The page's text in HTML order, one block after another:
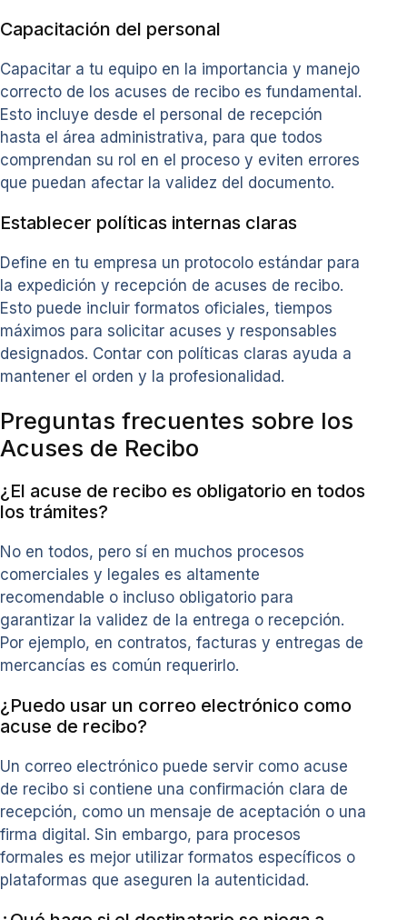
Capacitación del personal
Capacitar a tu equipo en la importancia y manejo
correcto de los acuses de recibo es fundamental.
Esto incluye desde el personal de recepción
hasta el área administrativa, para que todos
comprendan su rol en el proceso y eviten errores
que puedan afectar la validez del documento.
Establecer políticas internas claras
Define en tu empresa un protocolo estándar para
la expedición y recepción de acuses de recibo.
Esto puede incluir formatos oficiales, tiempos
máximos para solicitar acuses y responsables
designados. Contar con políticas claras ayuda a
mantener el orden y la profesionalidad.
Preguntas frecuentes sobre los
Acuses de Recibo
¿El acuse de recibo es obligatorio en todos
los trámites?
No en todos, pero sí en muchos procesos
comerciales y legales es altamente
recomendable o incluso obligatorio para
garantizar la validez de la entrega o recepción.
Por ejemplo, en contratos, facturas y entregas de
mercancías es común requerirlo.
¿Puedo usar un correo electrónico como
acuse de recibo?
Un correo electrónico puede servir como acuse
de recibo si contiene una confirmación clara de
recepción, como un mensaje de aceptación o una
firma digital. Sin embargo, para procesos
formales es mejor utilizar formatos específicos o
plataformas que aseguren la autenticidad.